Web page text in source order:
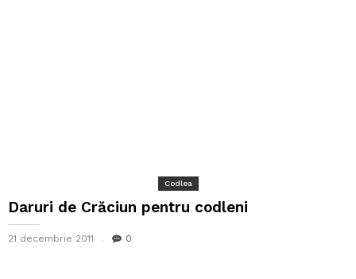
Codlea
Daruri de Crăciun pentru codleni
21 decembrie 2011 0